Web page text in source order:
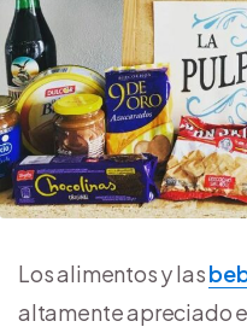
Los alimentos y las
altamente apreciado